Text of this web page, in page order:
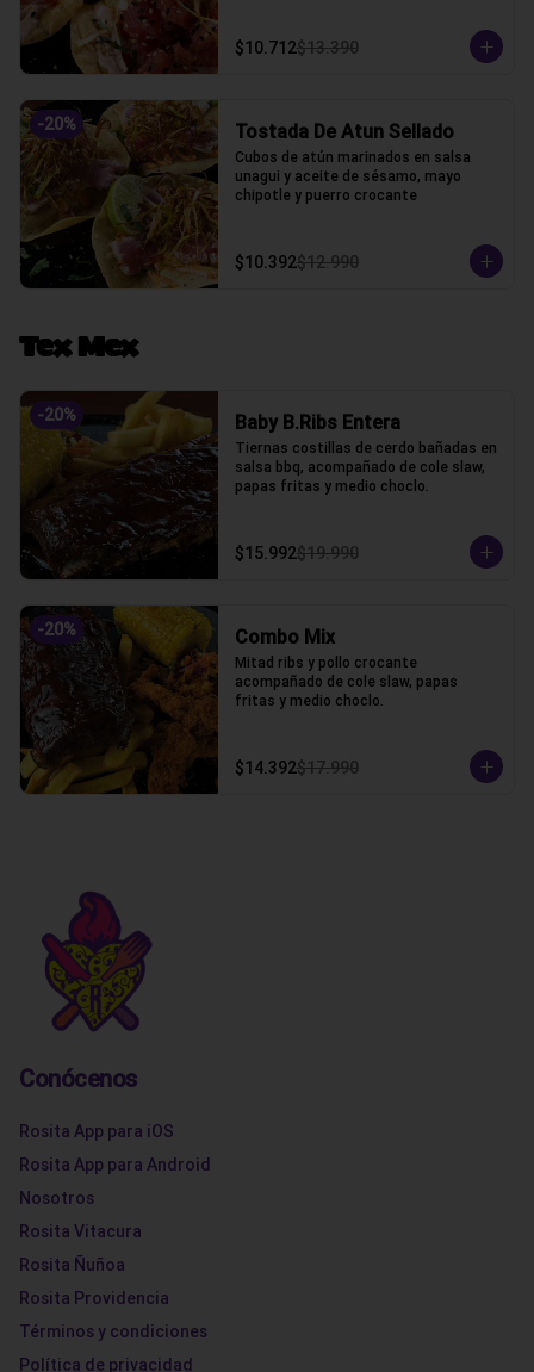
$10.712$13.390
-20% Tostada De Atun Sellado
Cubos de atún marinados en salsa
unagui y aceite de sésamo, mayo
chipotle y puerro crocante
$10.392$12.990
Tex Mex
-20% Baby B.Ribs Entera
Tiernas costillas de cerdo bañadas en
salsa bbq, acompañado de cole slaw,
papas fritas y medio choclo.
$15.992$19.990
-20% Combo Mix
Mitad ribs y pollo crocante
acompañado de cole slaw, papas
fritas y medio choclo.
$14.392$17.990
Conócenos
Rosita App para iOS
Rosita App para Android
Nosotros
Rosita Vitacura
Rosita Ñuñoa
Rosita Providencia
Términos y condiciones
Política de privacidad